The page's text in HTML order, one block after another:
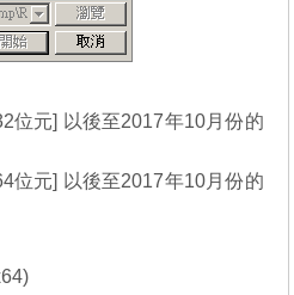
位元] 以後至2017年10月份的
位元] 以後至2017年10月份的